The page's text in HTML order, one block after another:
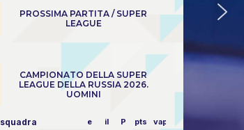
PROSSIMA PARTITA / SUPER
LEAGUE
CAMPIONATO DELLA SUPER
LEAGUE DELLA RUSSIA 2026.
UOMINI
squadra e il P pts vapore